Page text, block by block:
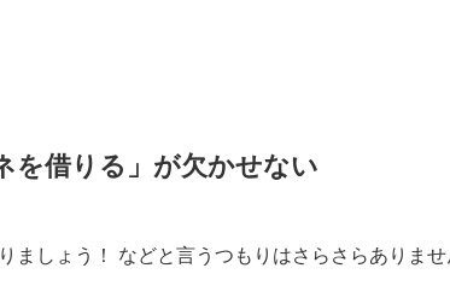
を借りる」が欠かせない
ましょう！ などと言うつもりはさらさらありませ